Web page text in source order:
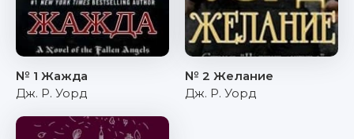
№ 1 Жажда
Дж. Р. Уорд
№ 2 Желание
Дж. Р. Уорд